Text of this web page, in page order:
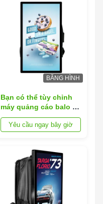
BĂNG HÌNH
Bạn có thể tùy chỉnh
máy quảng cáo balo để
quảng cáo mọi lúc mọi
nơiYêu cầu ngay bây giờ